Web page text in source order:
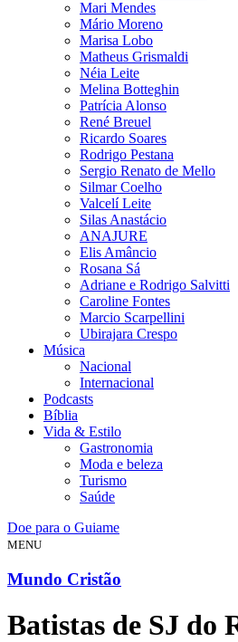
Mari Mendes
Mário Moreno
Marisa Lobo
Matheus Grismaldi
Néia Leite
Melina Botteghin
Patrícia Alonso
René Breuel
Ricardo Soares
Rodrigo Pestana
Sergio Renato de Mello
Silmar Coelho
Valcelí Leite
Silas Anastácio
ANAJURE
Elis Amâncio
Rosana Sá
Adriane e Rodrigo Salvitti
Caroline Fontes
Marcio Scarpellini
Ubirajara Crespo
Música
Nacional
Internacional
Podcasts
Bíblia
Vida & Estilo
Gastronomia
Moda e beleza
Turismo
Saúde
Doe para o Guiame
MENU
Mundo Cristão
Batistas de SJ do